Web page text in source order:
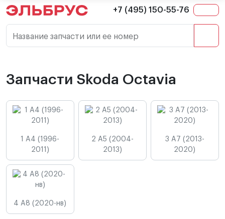
+7 (495) 150-55-76
Название запчасти или ее номер
Запчасти Skoda Octavia
1 A4 (1996-
2011)
2 A5 (2004-
2013)
3 A7 (2013-
2020)
4 A8 (2020-нв)